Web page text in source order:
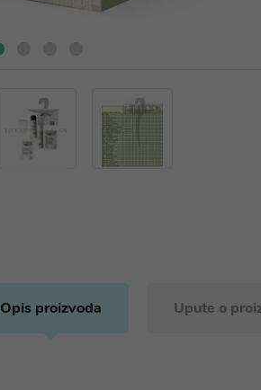
Opis proizvoda Upute o